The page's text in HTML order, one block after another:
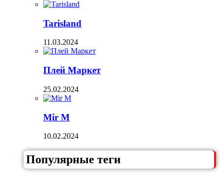
Tarisland
11.03.2024
Плей Маркет
25.02.2024
Mir M
10.02.2024
Популярные теги